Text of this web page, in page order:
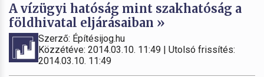
A vízügyi hatóság mint szakhatóság a
földhivatal eljárásaiban »
Szerző: Építésijog.hu
Közzétéve: 2014.03.10. 11:49 | Utolsó frissítés:
2014.03.10. 11:49